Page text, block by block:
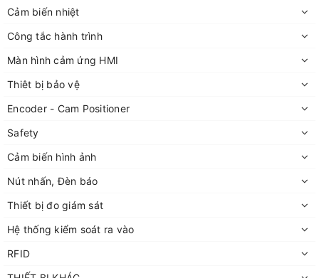
Cảm biến nhiệt
Công tắc hành trình
Màn hình cảm ứng HMI
Thiêt bị bảo vệ
Encoder - Cam Positioner
Safety
Cảm biến hình ảnh
Nút nhấn, Đèn báo
Thiết bị đo giám sát
Hệ thống kiểm soát ra vào
RFID